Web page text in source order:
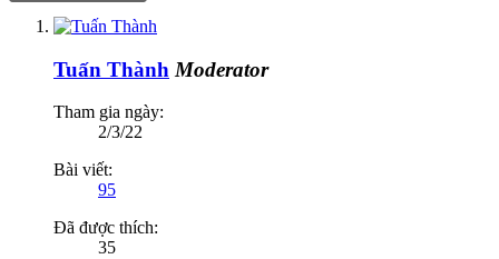
Tuấn Thành Moderator
Tham gia ngày:
2/3/22
Bài viết:
95
Đã được thích:
35